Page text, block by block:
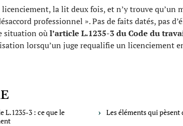
la lit deux fois, et n’y trouve qu’un
professionnel ». Pas de faits datés, pas
situation oùl’article L.1235-3 du Code du
lorsqu’un juge requalifie un licenciement
L.1235-3 : ce que le
Les éléments qui pèsent